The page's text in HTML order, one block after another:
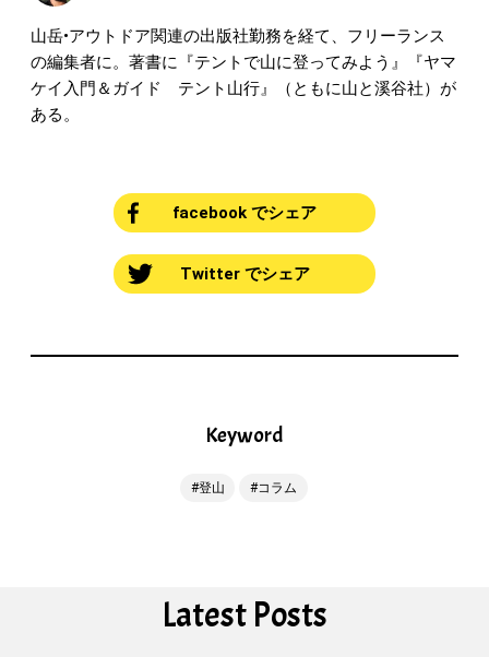
山岳•アウトドア関連の出版社勤務を経て、フリーランス
の編集者に。著書に『テントで山に登ってみよう』『ヤマ
ケイ入門＆ガイド テント山行』（ともに山と溪谷社）が
ある。
facebook でシェア
Twitter でシェア
Keyword
登山 コラム
Latest Posts